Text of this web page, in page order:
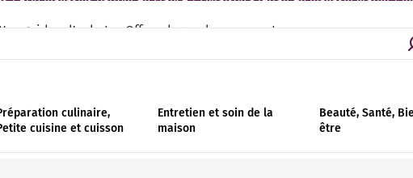
guides d'achat Offres de remboursement
culinaire,
cuisine et cuisson
Entretien et soin de la
maison
Beauté, Santé,
être